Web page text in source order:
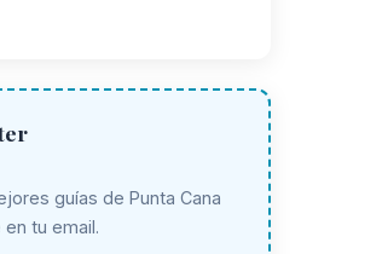
guías de Punta Cana
tu email.